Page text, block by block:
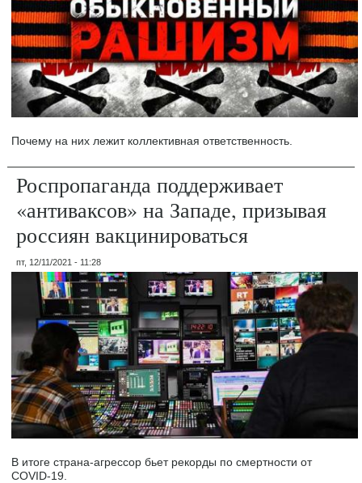
Почему на них лежит коллективная ответственность.
Роспропаганда поддерживает
«антиваксов» на Западе, призывая
россиян вакцинироваться
пт, 12/11/2021 - 11:28
В итоге страна-агрессор бьет рекорды по смертности от
COVID-19.